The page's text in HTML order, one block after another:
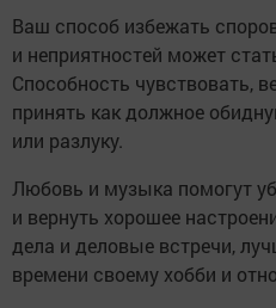
Ваш способ избежать
и неприятностей может
Способность чувствовать,
принять как должное
или разлуку.
Любовь и музыка помогут
и вернуть хорошее
дела и деловые встречи,
времени своему хобби и